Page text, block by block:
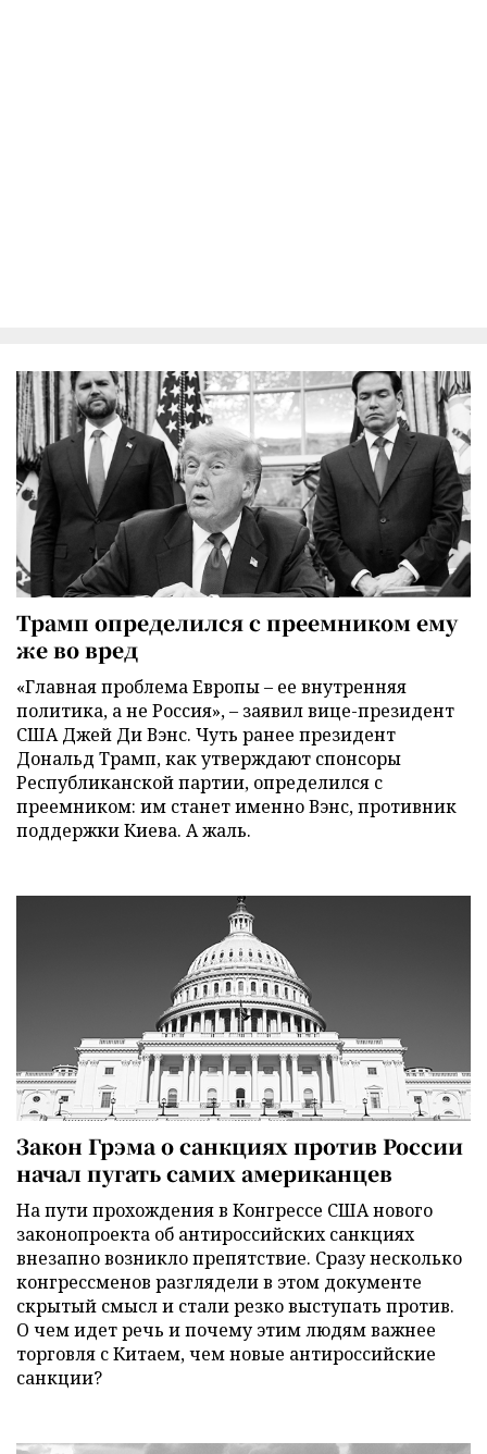
Трамп определился с преемником ему
же во вред
«Главная проблема Европы – ее внутренняя
политика, а не Россия», – заявил вице-президент
США Джей Ди Вэнс. Чуть ранее президент
Дональд Трамп, как утверждают спонсоры
Республиканской партии, определился с
преемником: им станет именно Вэнс, противник
поддержки Киева. А жаль.
Закон Грэма о санкциях против России
начал пугать самих американцев
На пути прохождения в Конгрессе США нового
законопроекта об антироссийских санкциях
внезапно возникло препятствие. Сразу несколько
конгрессменов разглядели в этом документе
скрытый смысл и стали резко выступать против.
О чем идет речь и почему этим людям важнее
торговля с Китаем, чем новые антироссийские
санкции?